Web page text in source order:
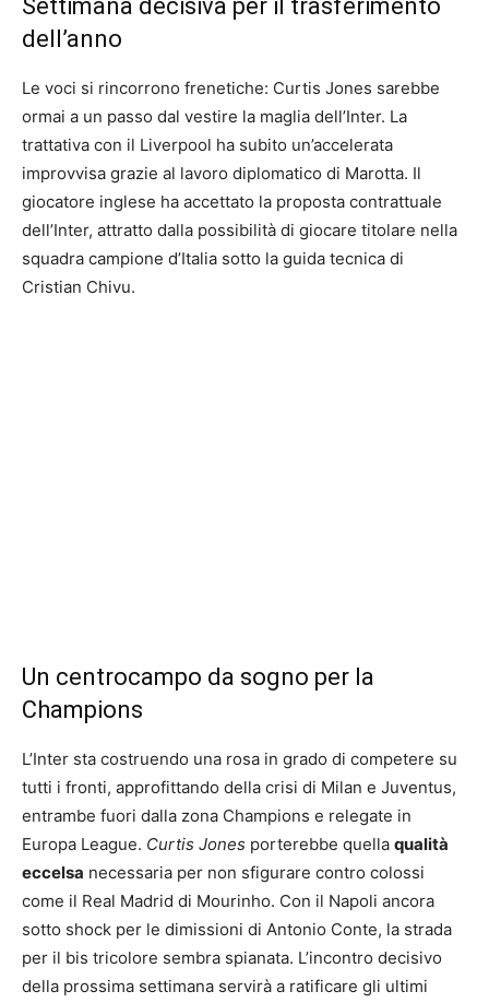
Settimana decisiva per il trasferimento
dell’anno
Le voci si rincorrono frenetiche: Curtis Jones sarebbe
ormai a un passo dal vestire la maglia dell’Inter. La
trattativa con il Liverpool ha subito un’accelerata
improvvisa grazie al lavoro diplomatico di Marotta. Il
giocatore inglese ha accettato la proposta contrattuale
dell’Inter, attratto dalla possibilità di giocare titolare nella
squadra campione d’Italia sotto la guida tecnica di
Cristian Chivu.
Un centrocampo da sogno per la
Champions
L’Inter sta costruendo una rosa in grado di competere su
tutti i fronti, approfittando della crisi di Milan e Juventus,
entrambe fuori dalla zona Champions e relegate in
Europa League. Curtis Jones porterebbe quella qualità
eccelsa necessaria per non sfigurare contro colossi
come il Real Madrid di Mourinho. Con il Napoli ancora
sotto shock per le dimissioni di Antonio Conte, la strada
per il bis tricolore sembra spianata. L’incontro decisivo
della prossima settimana servirà a ratificare gli ultimi